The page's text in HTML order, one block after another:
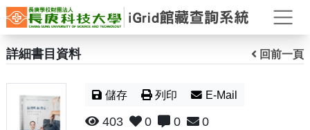
打
詳細書目資料 回前一頁
儲存 列印 E-Mail
403 0 0 0